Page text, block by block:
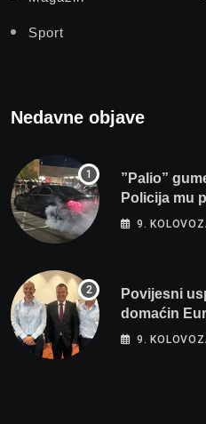
Sport
Nedavne objave
”Palio” gume pa ostao bez
Policija mu
parkingu u
9.
Povijesni
domaćin
prvenstva u
9.